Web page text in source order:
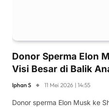
Donor Sperma Elon
Visi Besar di Balik
Iphan S 11 Mei 2026 | 14:55
Donor sperma Elon Musk ke